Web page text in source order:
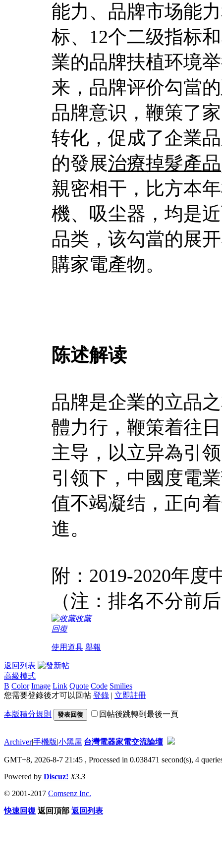
能力、品牌市场能
标、12个二级指标
業的品牌扶植环境
来，品牌评价勾當
品牌意识，鞭策了
转化，促成了企業
的發展治療掉髮產品
親密相干，比方本
機、吸尘器，均是
品类，该勾當的展
購家電產物。
陈述解读
品牌是企業的立品
體力行，鞭策着往
主导，以立异為引
引领下，中國度電
值不竭凝结，正向
進。
附：2019-2020年
（注：排名不分前
收藏
回復
使用道具 舉報
返回列表
高級模式
B Color Image Link Quote Code Smilies
您需要登錄後才可以回帖 登錄 | 立即註冊
本版積分規則 發表回復 回帖後跳轉到最後一頁
Archiver|手機版|小黑屋|台灣電器家電交流論壇
GMT+8, 2026-8-7 21:45 , Processed in 0.038471 second(s), 4
Powered by Discuz! X3.3
© 2001-2017 Comsenz Inc.
快速回復 返回頂部 返回列表